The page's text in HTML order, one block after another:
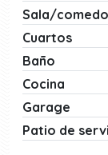
Sala/
Cuartos
Baño
Cocina
Garage
Patio de